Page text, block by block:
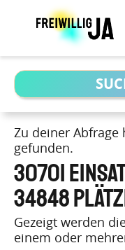
Zu deiner Abfrage
gefunden.
30701
34848
Gezeigt werden
einem oder